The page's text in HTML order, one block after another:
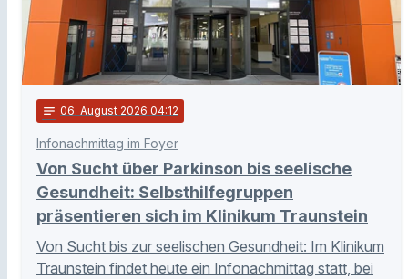
notes 06. August 2026 04:12
Infonachmittag im Foyer
Von Sucht über Parkinson bis seelische
Gesundheit: Selbsthilfegruppen
präsentieren sich im Klinikum Traunstein
Von Sucht bis zur seelischen Gesundheit: Im Klinikum
Traunstein findet heute ein Infonachmittag statt, bei